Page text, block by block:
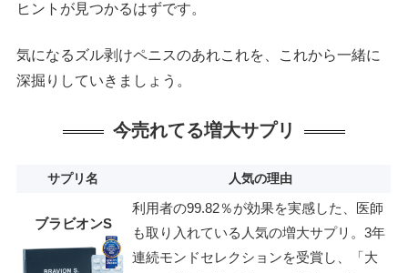
ヒントが見つかるはずです。
気になるズル剥けペニスのあれこれを、これから一緒に
深掘りしていきましょう。
今売れてる増大サプリ
サプリ名 人気の理由
ブラビオンS
利用者の99.82％が効果を実感した、医師
も取り入れている人気の増大サプリ。3年
連続モンドセレクションを受賞し、「大